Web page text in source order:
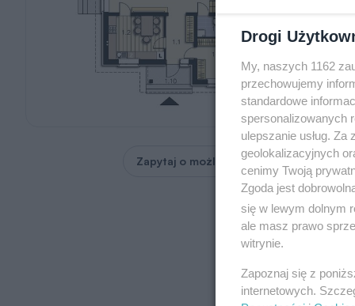
Zapytaj o możliwość zmian
Drogi
My, naszych 1162
przechowujemy
standardowe
spersonalizowanych
ulepszanie usług.
geolokalizacyjnych
cenimy Twoją
Zgoda jest
się w lewym dolnym
ale masz prawo
witrynie.
Zapoznaj się z
internetowych.